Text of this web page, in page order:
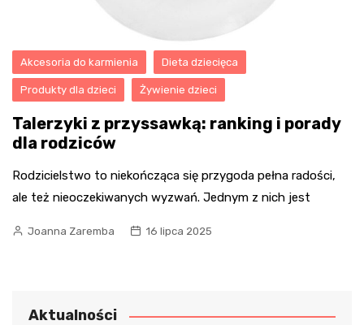
Akcesoria do karmienia Dieta dziecięca
Produkty dla dzieci Żywienie dzieci
Talerzyki z przyssawką: ranking i porady
dla rodziców
Rodzicielstwo to niekończąca się przygoda pełna radości,
ale też nieoczekiwanych wyzwań. Jednym z nich jest
Joanna Zaremba 16 lipca 2025
Aktualności